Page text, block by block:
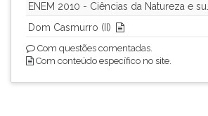
ENEM 2010 - Ciências da Natureza e su...
Dom Casmurro (II)
Com questões comentadas.
Com conteúdo específico no site.